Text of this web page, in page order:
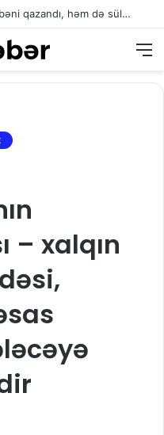
“Prezident İlham Əliyev müharibəni qazandı, həm də sülhü qazandı!”
– xalqın